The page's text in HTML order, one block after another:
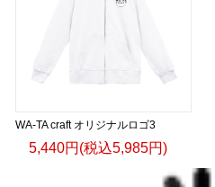
WA-TA craft オリジナルロゴ3
5,440円(税込5,985円)